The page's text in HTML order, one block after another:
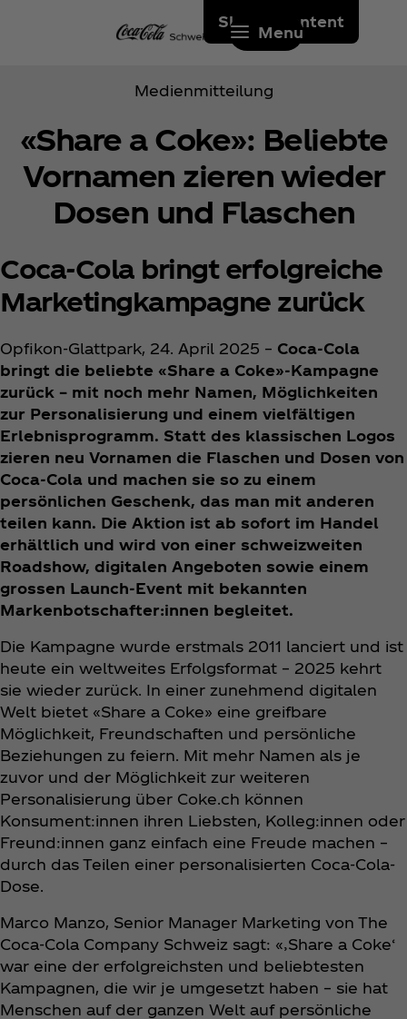
Skip to content
Menu
Medienmitteilung
«Share a Coke»: Beliebte
Vornamen zieren wieder
Dosen und Flaschen
Coca‑Cola bringt erfolgreiche
Marketingkampagne zurück
Opfikon-Glattpark, 24. April 2025 – Coca‑Cola
bringt die beliebte «Share a Coke»-Kampagne
zurück – mit noch mehr Namen, Möglichkeiten
zur Personalisierung und einem vielfältigen
Erlebnisprogramm. Statt des klassischen Logos
zieren neu Vornamen die Flaschen und Dosen von
Coca‑Cola und machen sie so zu einem
persönlichen Geschenk, das man mit anderen
teilen kann. Die Aktion ist ab sofort im Handel
erhältlich und wird von einer schweizweiten
Roadshow, digitalen Angeboten sowie einem
grossen Launch-Event mit bekannten
Markenbotschafter:innen begleitet.
Die Kampagne wurde erstmals 2011 lanciert und ist
heute ein weltweites Erfolgsformat – 2025 kehrt
sie wieder zurück. In einer zunehmend digitalen
Welt bietet «Share a Coke» eine greifbare
Möglichkeit, Freundschaften und persönliche
Beziehungen zu feiern. Mit mehr Namen als je
zuvor und der Möglichkeit zur weiteren
Personalisierung über Coke.ch können
Konsument:innen ihren Liebsten, Kolleg:innen oder
Freund:innen ganz einfach eine Freude machen –
durch das Teilen einer personalisierten Coca‑Cola-
Dose.
Marco Manzo, Senior Manager Marketing von The
Coca‑Cola Company Schweiz sagt: «‚Share a Coke‘
war eine der erfolgreichsten und beliebtesten
Kampagnen, die wir je umgesetzt haben – sie hat
Menschen auf der ganzen Welt auf persönliche